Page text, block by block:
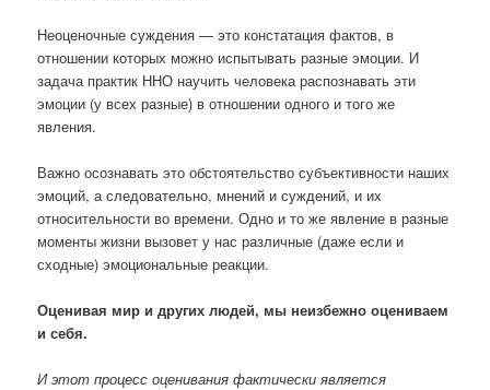
Неоценочные суждения — это констатация фактов, в
отношении которых можно испытывать разные эмоции. И
задача практик ННО научить человека распознавать эти
эмоции (у всех разные) в отношении одного и того же
явления.
Важно осознавать это обстоятельство субъективности наших
эмоций, а следовательно, мнений и суждений, и их
относительности во времени. Одно и то же явление в разные
моменты жизни вызовет у нас различные (даже если и
сходные) эмоциональные реакции.
Оценивая мир и других людей, мы неизбежно оцениваем
и себя.
И этот процесс оценивания фактически является